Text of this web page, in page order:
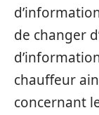
de changer
chauffeur
concernant